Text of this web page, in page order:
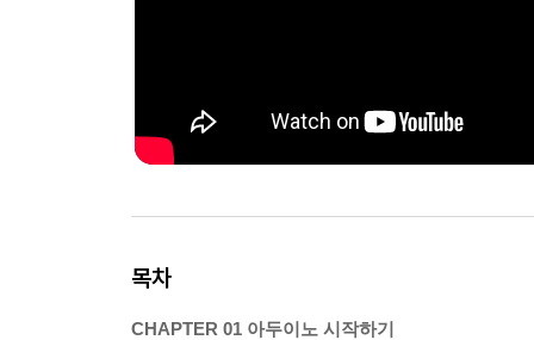
목차
CHAPTER 01 아두이노 시작하기